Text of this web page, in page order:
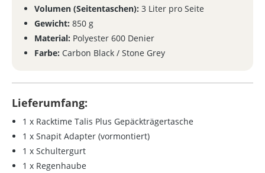
Volumen (Seitentaschen): 3 Liter pro Seite
Gewicht: 850 g
Material: Polyester 600 Denier
Farbe: Carbon Black / Stone Grey
Lieferumfang:
1 x Racktime Talis Plus Gepäckträgertasche
1 x Snapit Adapter (vormontiert)
1 x Schultergurt
1 x Regenhaube